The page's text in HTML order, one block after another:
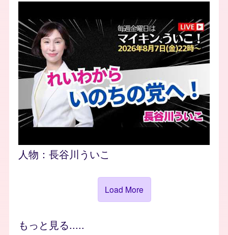
人物： 長谷川ういこ
Load More
もっと見る.....